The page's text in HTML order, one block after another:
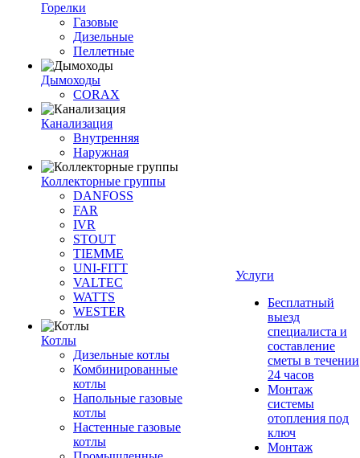
Горелки
Газовые
Дизельные
Пеллетные
Дымоходы
CORAX
Канализация
Внутренняя
Наружная
Коллекторные группы
DANFOSS
FAR
IVR
STOUT
TIEMME
UNI-FITT
VALTEC
WATTS
WESTER
Котлы
Дизельные котлы
Комбинированные
котлы
Напольные газовые
котлы
Настенные газовые
котлы
Услуги
Бесплатный
выезд
специалиста и
составление
сметы в течении
24 часов
Монтаж
системы
отопления под
ключ
Монтаж